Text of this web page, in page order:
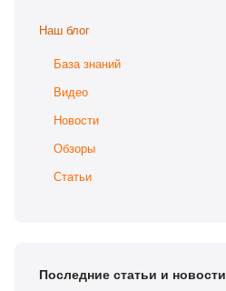
Наш блог
База знаний
Видео
Новости
Обзоры
Статьи
Последние статьи и новости